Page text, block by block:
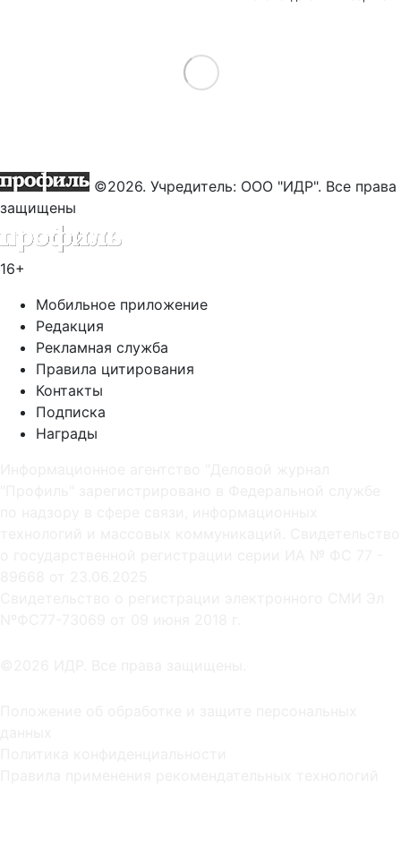
Load More
©2026. Учредитель: ООО "ИДР". Все права
защищены
16+
Мобильное приложение
Редакция
Рекламная служба
Правила цитирования
Контакты
Подписка
Награды